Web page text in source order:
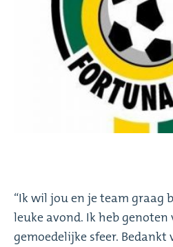
“Ik wil jou en je team graag
leuke avond. Ik heb genoten
gemoedelijke sfeer. Bedankt